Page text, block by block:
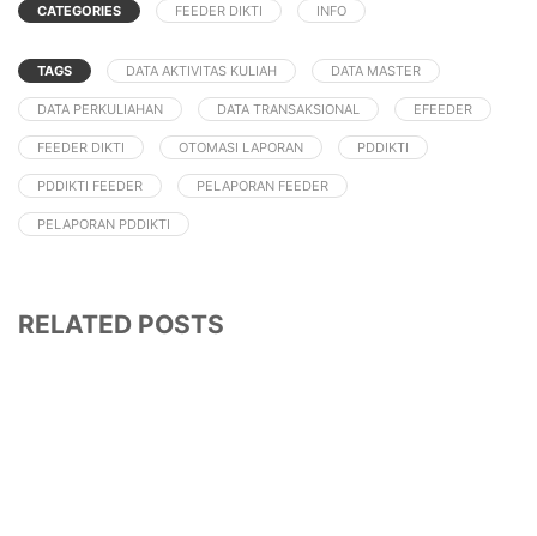
CATEGORIES FEEDER DIKTI INFO
TAGS DATA AKTIVITAS KULIAH DATA MASTER
DATA PERKULIAHAN DATA TRANSAKSIONAL EFEEDER
FEEDER DIKTI OTOMASI LAPORAN PDDIKTI
PDDIKTI FEEDER PELAPORAN FEEDER
PELAPORAN PDDIKTI
RELATED POSTS